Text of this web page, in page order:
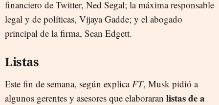
financiero de Twitter, Ned Segal; la máxima responsable
legal y de políticas, Vijaya Gadde; y el abogado
principal de la firma, Sean Edgett.
Listas
Este fin de semana, según explicaFT, Musk pidió a
algunos gerentes y asesores que elaboraran listas de a